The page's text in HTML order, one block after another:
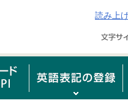
読み上